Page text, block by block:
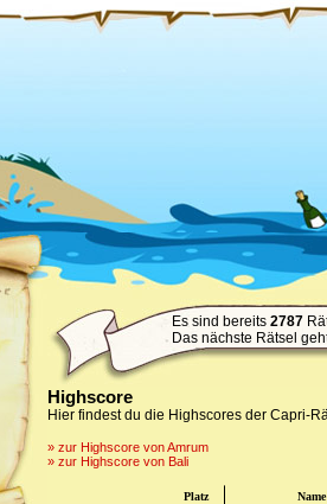
Es sind bereits 2787
Das nächste Rätsel
Highscore
Hier findest du die Highscores der Capri-
» zur Highscore von Amrum
» zur Highscore von Bali
Platz
Name